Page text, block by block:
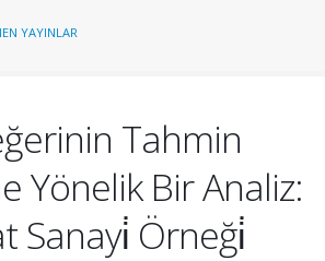
YAYINLAR
Tahmin
Yönelik Bir Analiz:
Sanayi̇ Örneği̇